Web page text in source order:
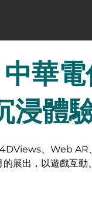
華
浸體
、Web AR
展出，以遊戲互動